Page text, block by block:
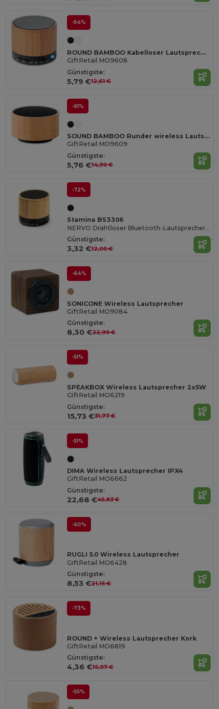
-54%
ROUND BAMBOO Kabelloser Lautsprecher Bambus
GiftRetail MO9608
Günstigste:
5,79 €12,61 €
-61%
SOUND BAMBOO Runder wireless Lautsprecher
GiftRetail MO9609
Günstigste:
5,76 €14,90 €
-72%
Stamina BS3306
NERVO Drahtloser Bluetooth-Lautsprecher mit natürlichem Bambusgehäuse
Günstigste:
3,32 €12,00 €
-64%
SONICONE Wireless Lautsprecher
GiftRetail MO9084
Günstigste:
8,30 €22,99 €
-51%
SPEAKBOX Wireless Lautsprecher 2x5W
GiftRetail MO6219
Günstigste:
15,73 €31,77 €
-51%
DIMA Wireless Lautsprecher IPX4
GiftRetail MO6662
Günstigste:
22,68 €45,83 €
-60%
RUGLI 5.0 Wireless Lautsprecher
GiftRetail MO6428
Günstigste:
8,53 €21,15 €
-73%
ROUND + Wireless Lautsprecher Kork
GiftRetail MO6819
Günstigste:
4,36 €15,97 €
-55%